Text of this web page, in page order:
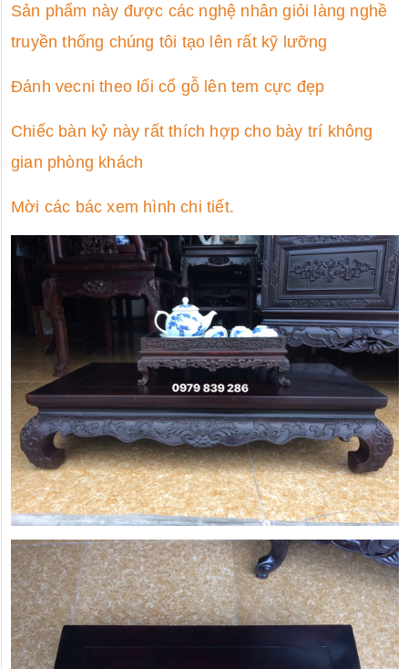
Sản phẩm này được các nghệ nhân giỏi làng nghề
truyền thống chúng tôi tạo lên rất kỹ lưỡng
Đánh vecni theo lối cổ gỗ lên tem cực đẹp
Chiếc bàn kỷ này rất thích hợp cho bày trí không
gian phòng khách
Mời các bác xem hình chi tiết.